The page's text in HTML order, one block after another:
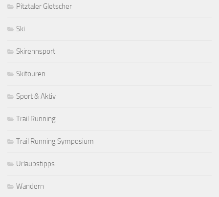
Pitztaler Gletscher
Ski
Skirennsport
Skitouren
Sport & Aktiv
Trail Running
Trail Running Symposium
Urlaubstipps
Wandern